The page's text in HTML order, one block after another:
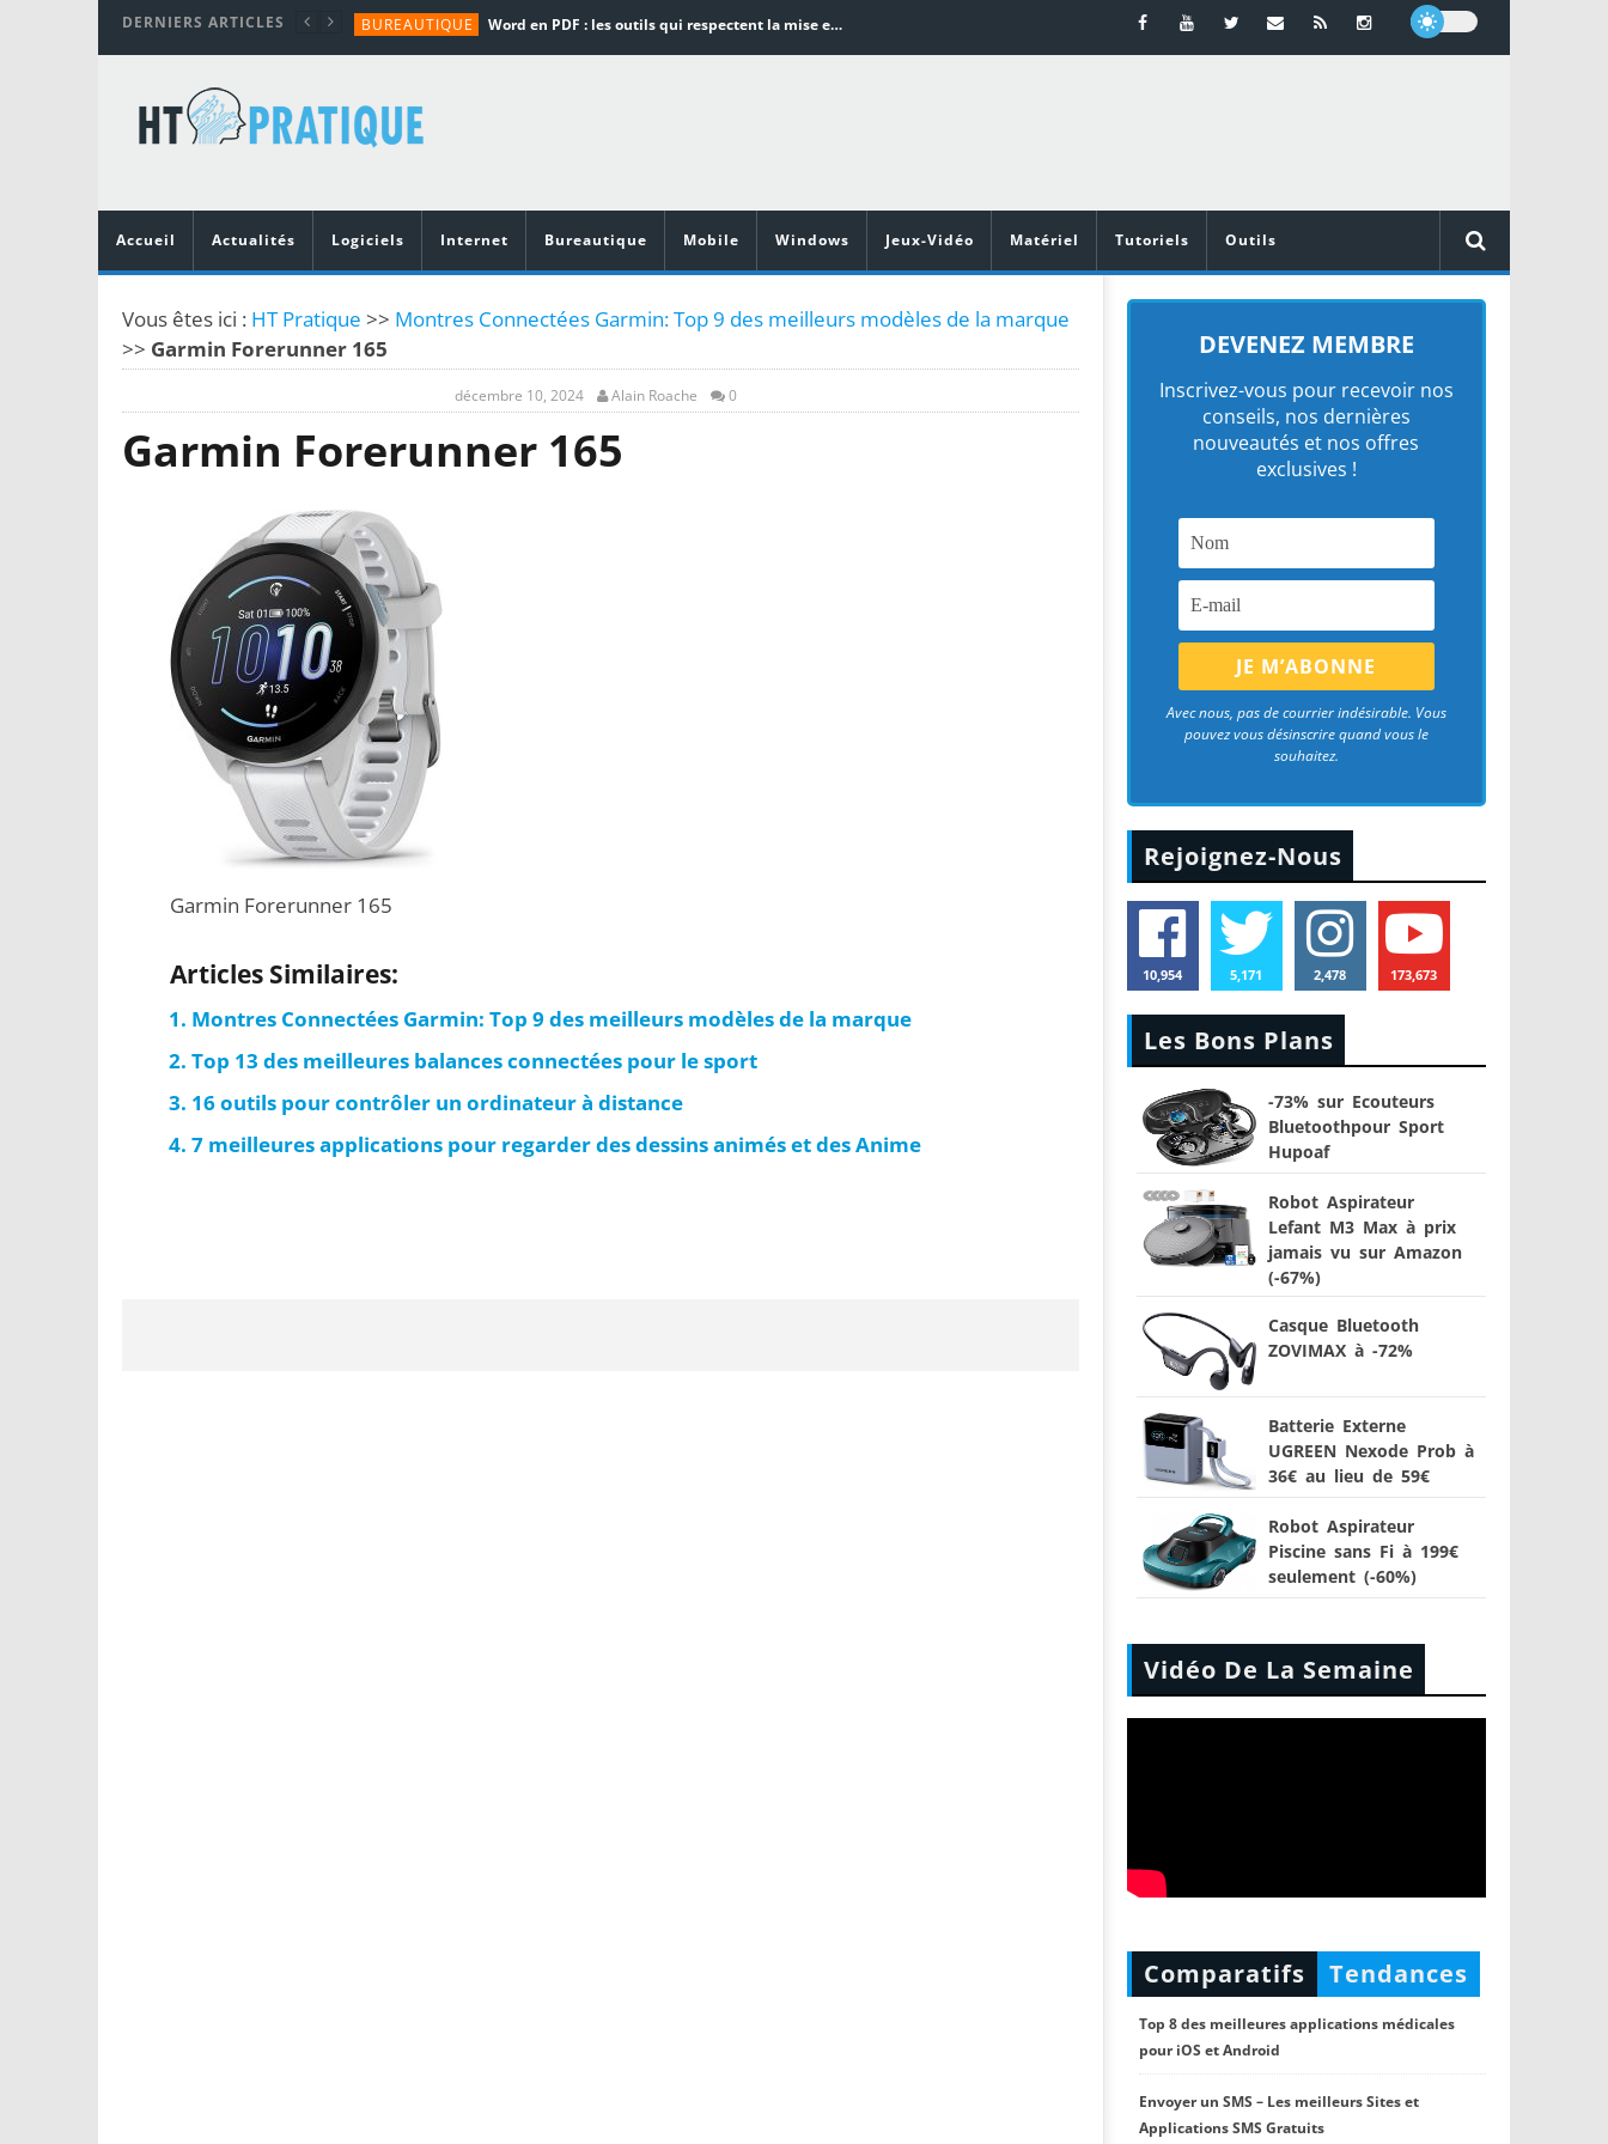
DERNIERS ARTICLES BUREAUTIQUE Word en PDF : les outils qui respectent la mise en page
TUTORIALS
MATÉRIEL
Vidéoprojecteurs Asus : Top 6 des meilleurs modèles de la marque
Accueil
Actualités Logiciels Internet Bureautique Mobile Windows Jeux-Vidéo Matériel Tutoriels Outils
Vous êtes ici : HT Pratique >> Montres Connectées Garmin: Top 9 des meilleurs modèles de la marque
>> Garmin Forerunner 165
décembre 10, 2024 Alain Roache 0
Garmin Forerunner 165
Garmin Forerunner 165
Articles Similaires:
Montres Connectées Garmin: Top 9 des meilleurs modèles de la marque
Top 13 des meilleures balances connectées pour le sport
16 outils pour contrôler un ordinateur à distance
7 meilleures applications pour regarder des dessins animés et des Anime
DEVENEZ MEMBRE
Inscrivez-vous pour recevoir nos
conseils, nos dernières
nouveautés et nos offres
exclusives !
Avec nous, pas de courrier indésirable. Vous
pouvez vous désinscrire quand vous le
souhaitez.
Rejoignez-Nous
10,954 5,171 2,478 173,673
Les Bons Plans
-73% sur Ecouteurs
Bluetoothpour Sport
Hupoaf
Robot Aspirateur
Lefant M3 Max à prix
jamais vu sur Amazon
(-67%)
Casque Bluetooth
ZOVIMAX à -72%
Batterie Externe
UGREEN Nexode Prob à
36€ au lieu de 59€
Robot Aspirateur
Piscine sans Fi à 199€
seulement (-60%)
Vidéo De La Semaine
Comparatifs Tendances
Top 8 des meilleures applications médicales
pour iOS et Android
Envoyer un SMS – Les meilleurs Sites et
Applications SMS Gratuits